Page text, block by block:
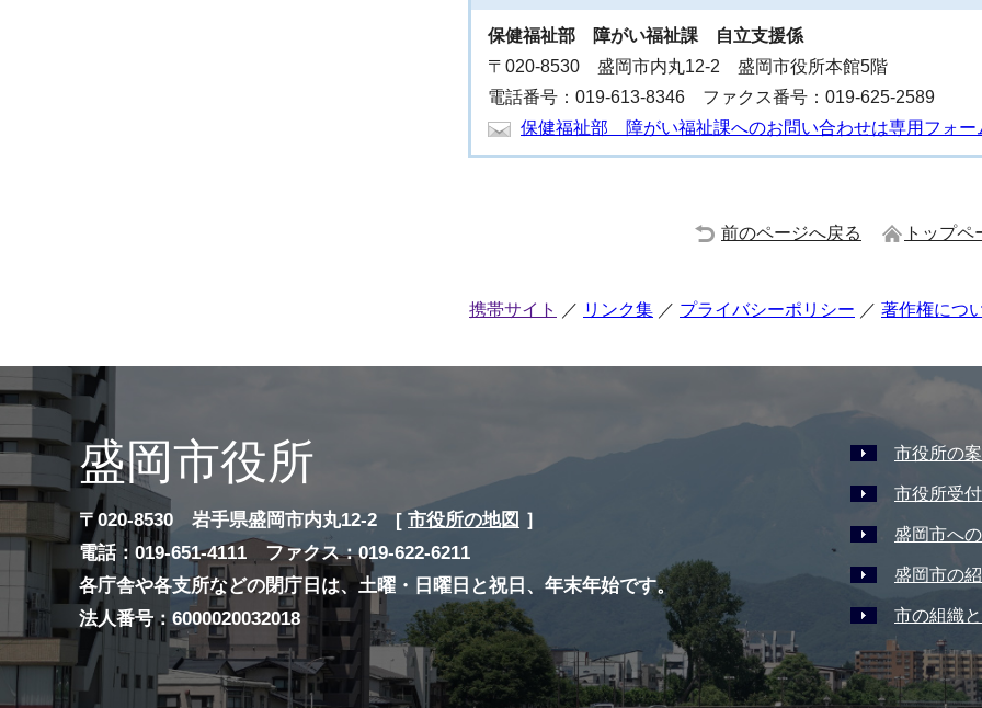
保健福祉部
障がい福祉課 自立支援係
〒020-8530 盛岡市内丸12-2 盛岡市役所本館5階
電話番号：019-613-8346 ファクス番号：019-625-2589
保健福祉部 障がい福祉課へのお問い合わせは専用フォー
前のページへ戻る トップペ
携帯サイト リンク集 プライバシーポリシー 著作権につ
盛岡市役所
〒020-8530 岩手県盛岡市内丸12-2 [ 市役所の地図 ］
電話：019-651-4111 ファクス：019-622-6211
各庁舎や各支所などの閉庁日は、土曜・日曜日と祝日、年末年始です。
法人番号：6000020032018
市役所の
市役所受
盛岡市へ
盛岡市の
市の組織